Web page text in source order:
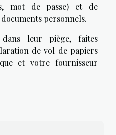
mot de passe) et de
personnels.
leur piège, faites
de vol de papiers
et votre fournisseur